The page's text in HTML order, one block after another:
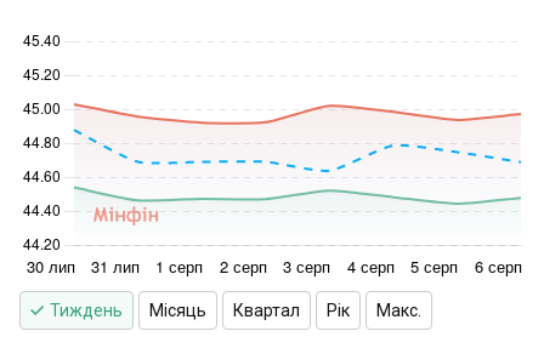
Тиждень Місяць Квартал Рік Макс.